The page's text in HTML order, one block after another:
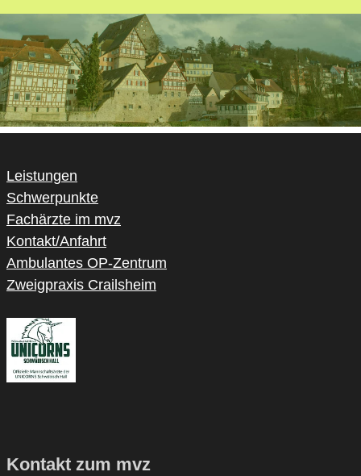
Leistungen
Schwerpunkte
Fachärzte im mvz
Kontakt/Anfahrt
Ambulantes OP-Zentrum
Zweigpraxis Crailsheim
Kontakt zum mvz